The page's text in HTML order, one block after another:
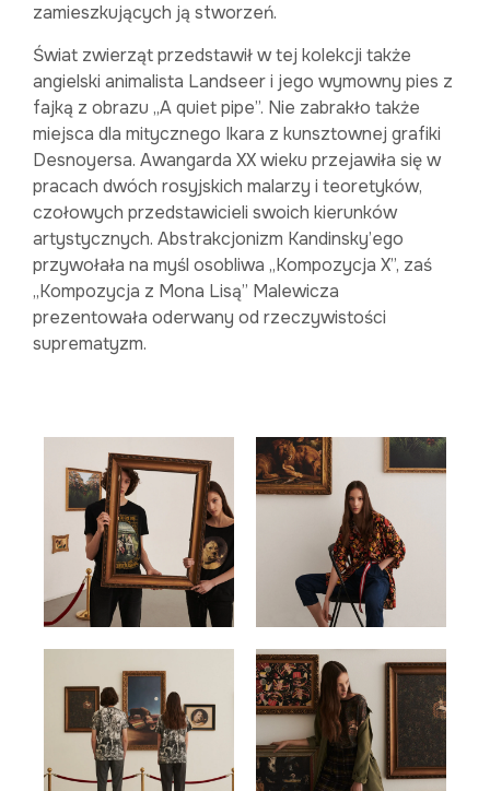
zamieszkujących ją stworzeń.
Świat zwierząt przedstawił w tej kolekcji także
angielski animalista Landseer i jego wymowny pies z
fajką z obrazu „A quiet pipe”. Nie zabrakło także
miejsca dla mitycznego Ikara z kunsztownej grafiki
Desnoyersa. Awangarda XX wieku przejawiła się w
pracach dwóch rosyjskich malarzy i teoretyków,
czołowych przedstawicieli swoich kierunków
artystycznych. Abstrakcjonizm Kandinsky’ego
przywołała na myśl osobliwa „Kompozycja X”, zaś
„Kompozycja z Mona Lisą” Malewicza
prezentowała oderwany od rzeczywistości
suprematyzm.